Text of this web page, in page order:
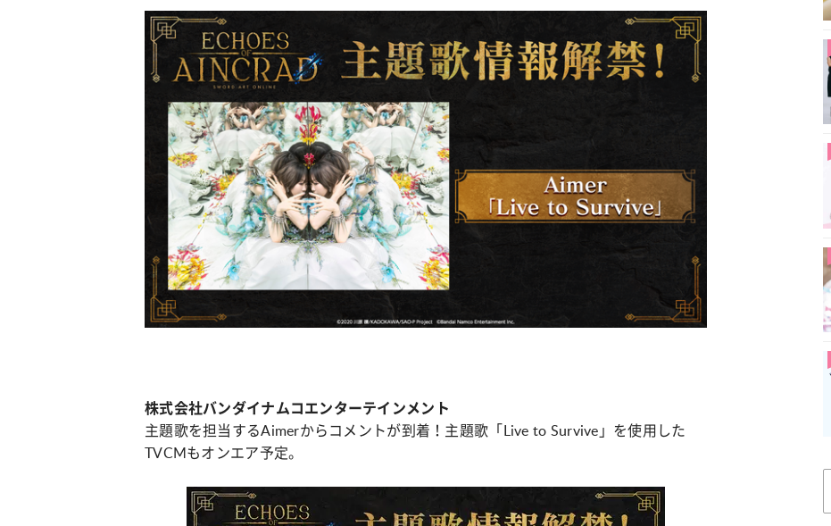
株式会社バンダイナムコエンターテインメント
主題歌を担当するAimerからコメントが到着！主題歌「Live to Survive」を使用した
TVCMもオンエア予定。